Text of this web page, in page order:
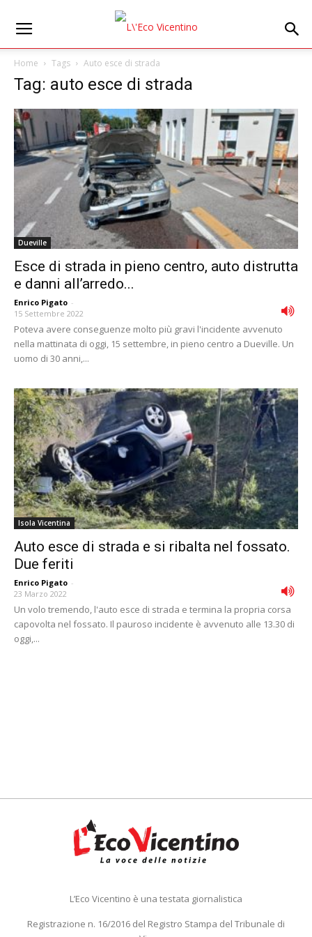
Home Tags Auto esce di strada
Tag: auto esce di strada
Dueville
Esce di strada in pieno centro, auto distrutta
e danni all’arredo...
Enrico Pigato -
15 Settembre 2022
Poteva avere conseguenze molto più gravi l'incidente avvenuto
nella mattinata di oggi, 15 settembre, in pieno centro a Dueville. Un
uomo di 30 anni,...
Isola Vicentina
Auto esce di strada e si ribalta nel fossato.
Due feriti
Enrico Pigato -
23 Marzo 2022
Un volo tremendo, l'auto esce di strada e termina la propria corsa
capovolta nel fossato. Il pauroso incidente è avvenuto alle 13.30 di
oggi,...
L’Eco Vicentino è una testata giornalistica
Registrazione n. 16/2016 del Registro Stampa del Tribunale di